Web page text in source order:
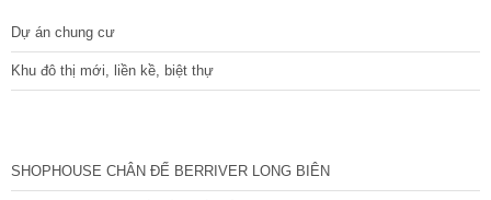
Dự án chung cư
Khu đô thị mới, liền kề, biệt thự
SHOPHOUSE CHÂN ĐẾ BERRIVER LONG BIÊN